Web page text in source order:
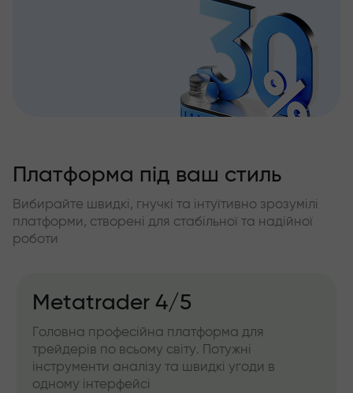
Платформа під ваш стиль
Вибирайте швидкі, гнучкі та інтуїтивно зрозумілі
платформи, створені для стабільної та надійної
роботи
Metatrader 4/5
Головна професійна платформа для
трейдерів по всьому світу. Потужні
інструменти аналізу та швидкі угоди в
одному інтерфейсі